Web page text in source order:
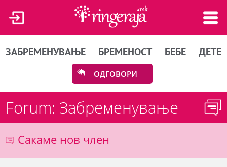
ЗАБРЕМЕНУВАЊЕ БРЕМЕНОСТ БЕБЕ ДЕТЕ
ОДГОВОРИ
Forum: Забременување
Сакаме нов член